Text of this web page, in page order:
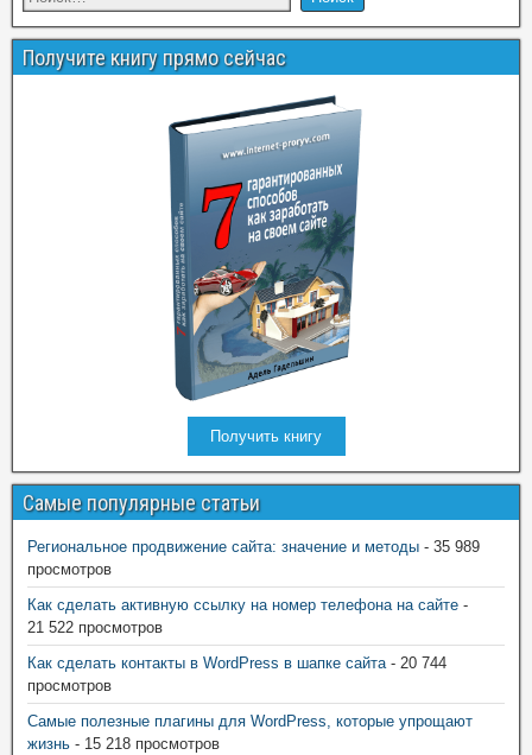
Получите книгу прямо сейчас
Получить книгу
Самые популярные статьи
Региональное продвижение сайта: значение и методы - 35 989
просмотров
Как сделать активную ссылку на номер телефона на сайте -
21 522 просмотров
Как сделать контакты в WordPress в шапке сайта- 20 744
просмотров
Самые полезные плагины для WordPress, которые упрощают
жизнь - 15 218 просмотров